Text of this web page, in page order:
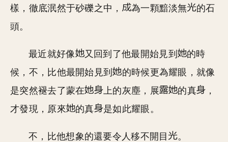
樣，徹底泯然于砂礫之中， 為一顆黯淡無
的石
頭。
最近就好像 又回到了他最開始見到
的時
候，不，比他最開始見到
的時候更為耀眼，就像
是突然褪去了蒙在
上的灰塵，展 的真
，
才發現，原來
的真 是如此耀眼。
不，比他想象的還要令人移不開目 。